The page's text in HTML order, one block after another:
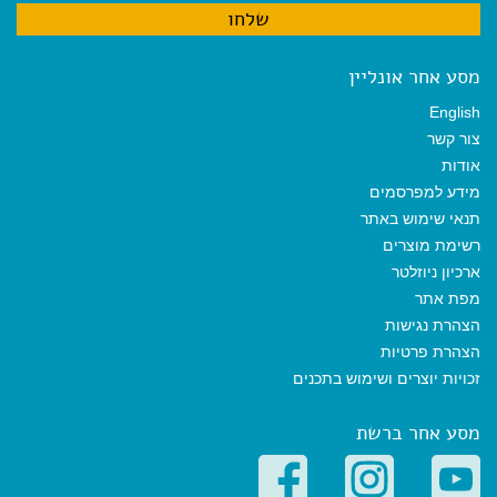
מסע אחר אונליין
English
צור קשר
אודות
מידע למפרסמים
תנאי שימוש באתר
רשימת מוצרים
ארכיון ניוזלטר
מפת אתר
הצהרת נגישות
הצהרת פרטיות
זכויות יוצרים ושימוש בתכנים
מסע אחר ברשת